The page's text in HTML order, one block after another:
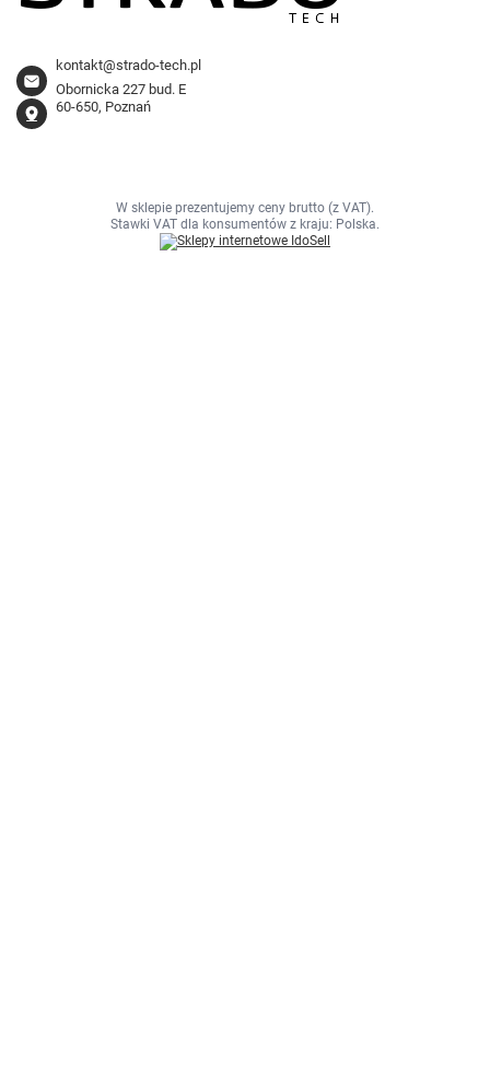
kontakt@strado-tech.pl
Obornicka 227 bud. E
60-650, Poznań
W sklepie prezentujemy ceny brutto (z VAT).
Stawki VAT dla konsumentów z kraju: Polska.